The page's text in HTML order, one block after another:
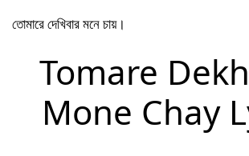
তোমারে দেখিবার মনে চায়।
Tomare
Mone Chay